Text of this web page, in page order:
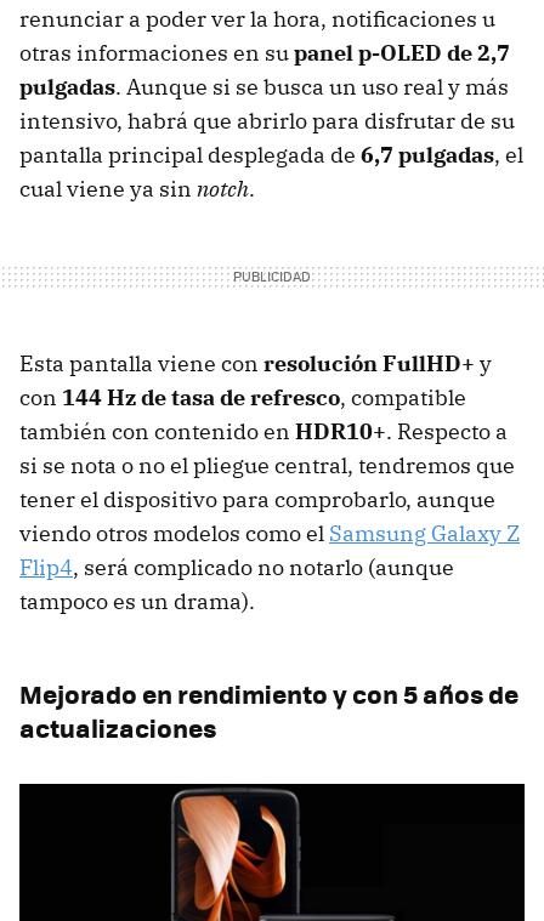
renunciar a poder ver la hora, notificaciones u
otras informaciones en supanel p-OLED de 2,7
pulgadas. Aunque si se busca un uso real y más
intensivo, habrá que abrirlo para disfrutar de su
pantalla principal desplegada de 6,7 pulgadas, el
cual viene ya sin notch.
Esta pantalla viene con resolución FullHD+ y
con 144 Hz de tasa de refresco, compatible
también con contenido en HDR10+. Respecto a
si se nota o no el pliegue central, tendremos que
tener el dispositivo para comprobarlo, aunque
viendo otros modelos como el Samsung Galaxy Z
Flip4, será complicado no notarlo (aunque
tampoco es un drama).
Mejorado en rendimiento y con 5 años de
actualizaciones